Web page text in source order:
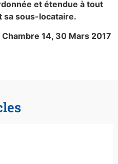
et étendue à tout
sa sous-locataire.
14, 30 Mars 2017